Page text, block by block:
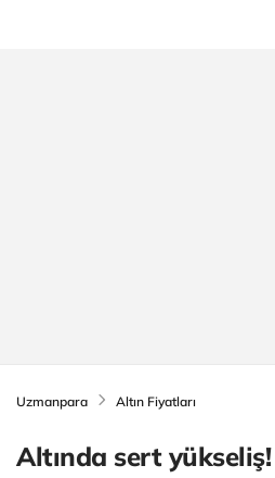
Uzmanpara Altın Fiyatları
Altında sert